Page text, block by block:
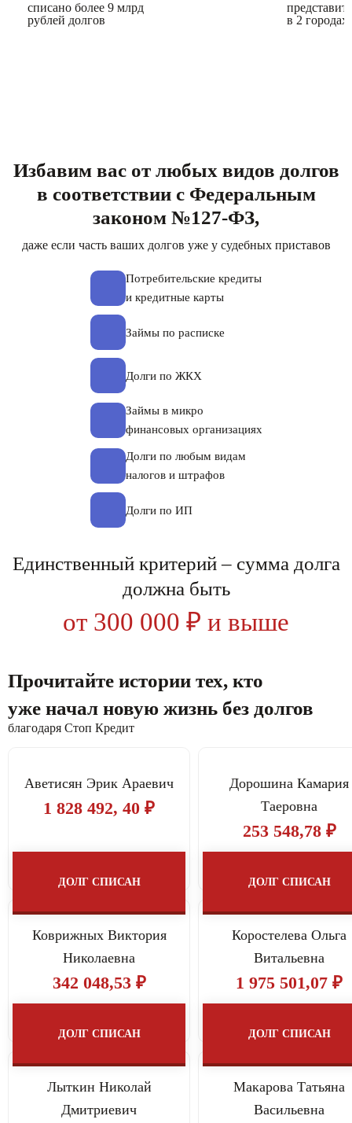
списано более 9 млрд
рублей долгов
в 2
Избавим вас от любых видов долгов
в соответствии с Федеральным
законом №127-ФЗ,
даже если часть ваших долгов уже у судебных приставов
Потребительские кредиты
и кредитные карты
Займы по расписке
Долги по ЖКХ
Займы в микро
финансовых организациях
Долги по любым видам
налогов и штрафов
Долги по ИП
Единственный критерий – сумма долга
должна быть
от 300 000 ₽ и выше
Прочитайте истории тех, кто
уже начал новую жизнь без долгов
благодаря Стоп Кредит
Аветисян Эрик Араевич
1 828 492, 40 ₽
ДОЛГ СПИСАН
Дорошина Камария
Таеровна
253 548,78 ₽
ДОЛГ СПИСАН
Коврижных Виктория
Николаевна
342 048,53 ₽
ДОЛГ СПИСАН
Коростелева Ольга
Витальевна
1 975 501,07 ₽
ДОЛГ СПИСАН
Лыткин Николай
Дмитриевич
Макарова Татьяна
Васильевна